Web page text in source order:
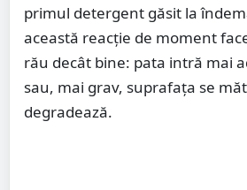
primul detergent găsit la
această reacție de moment
rău decât bine: pata intră mai
sau, mai grav, suprafața se
degradează.